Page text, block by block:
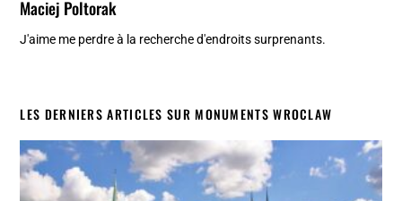
Maciej Poltorak
J'aime me perdre à la recherche d'endroits surprenants.
LES DERNIERS ARTICLES SUR MONUMENTS WROCLAW